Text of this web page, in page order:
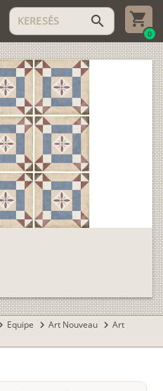
search
0
Equipe chevron_right Art Nouveau chevron_right Art